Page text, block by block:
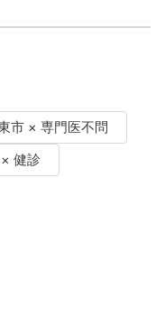
市 × 専門医不問
健診